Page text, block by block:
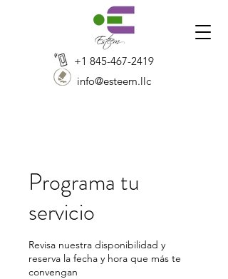
+1 845-467-2419
info@esteem.llc
Programa tu
servicio
Revisa nuestra disponibilidad y
reserva la fecha y hora que más te
convengan